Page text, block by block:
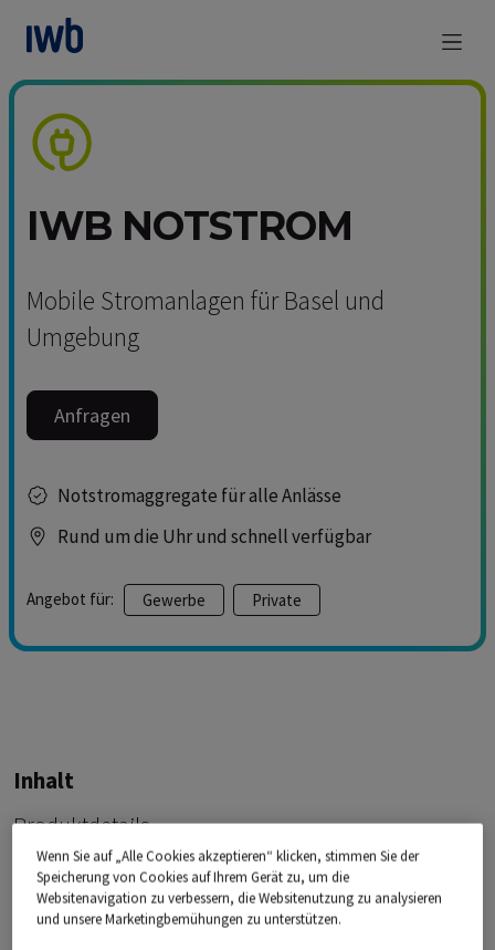
zum Main Content
IWB NOTSTROM
Mobile Stromanlagen für Basel und
Umgebung
Anfragen
Notstromaggregate für alle Anlässe
Rund um die Uhr und schnell verfügbar
Angebot für: Gewerbe Private
Inhalt
Produktdetails
Mobile Stromkraftwerke
Kontakt
Wenn Sie auf „Alle Cookies akzeptieren“ klicken, stimmen Sie der
Speicherung von Cookies auf Ihrem Gerät zu, um die
Websitenavigation zu verbessern, die Websitenutzung zu analysieren
und unsere Marketingbemühungen zu unterstützen.